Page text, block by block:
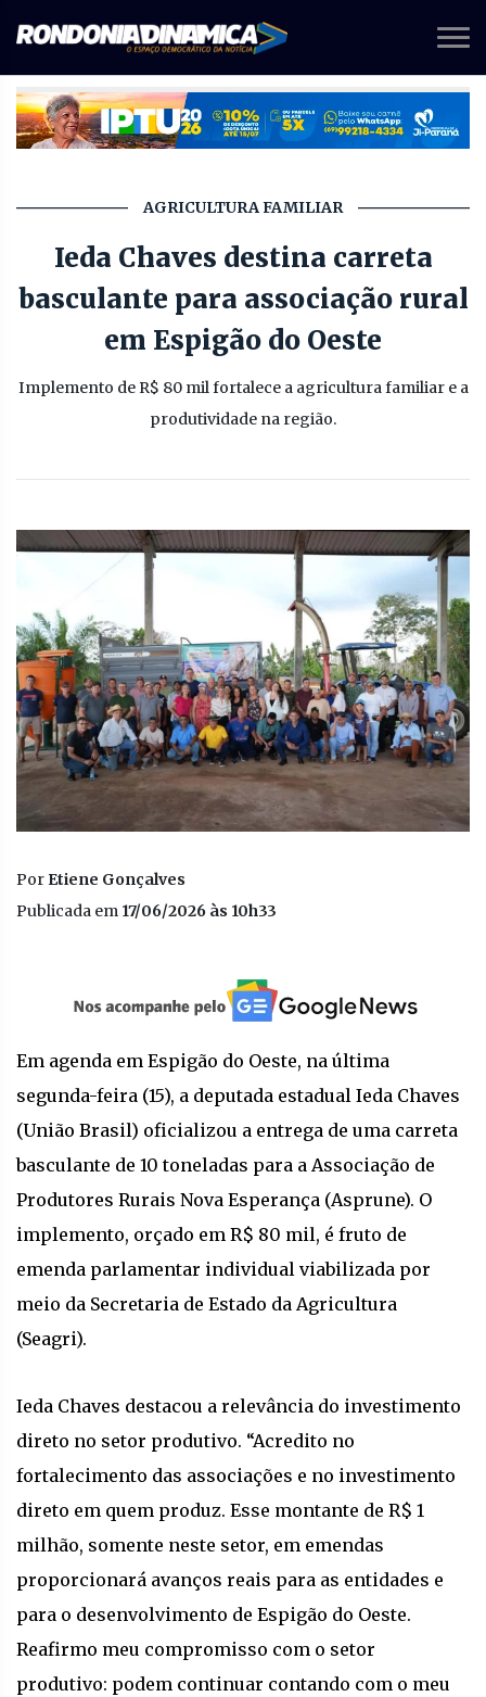
AGRICULTURA FAMILIAR
Ieda Chaves destina carreta
basculante para associação rural
em Espigão do Oeste
Implemento de R$ 80 mil fortalece a agricultura familiar e a
produtividade na região.
Por Etiene Gonçalves
Publicada em 17/06/2026 às 10h33
Em agenda em Espigão do Oeste, na última
segunda-feira (15), a deputada estadual Ieda Chaves
(União Brasil) oficializou a entrega de uma carreta
basculante de 10 toneladas para a Associação de
Produtores Rurais Nova Esperança (Asprune). O
implemento, orçado em R$ 80 mil, é fruto de
emenda parlamentar individual viabilizada por
meio da Secretaria de Estado da Agricultura
(Seagri).
Ieda Chaves destacou a relevância do investimento
direto no setor produtivo. “Acredito no
fortalecimento das associações e no investimento
direto em quem produz. Esse montante de R$ 1
milhão, somente neste setor, em emendas
proporcionará avanços reais para as entidades e
para o desenvolvimento de Espigão do Oeste.
Reafirmo meu compromisso com o setor
produtivo: podem continuar contando com o meu